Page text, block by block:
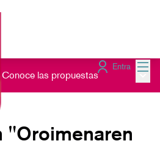
Entra
Conoce las propuestas
"Oroimenaren